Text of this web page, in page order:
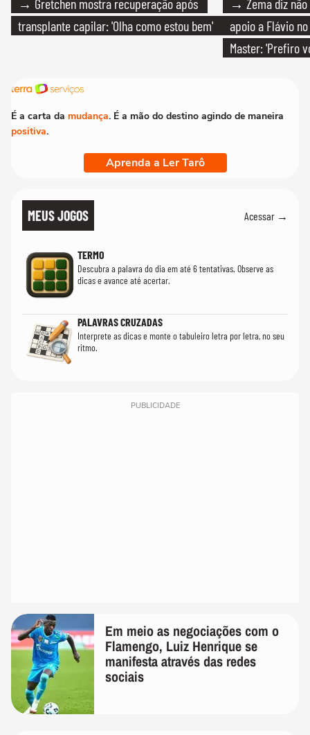
→ Gretchen mostra recuperação após
transplante capilar: 'Olha como estou bem'
→ Zema diz
apoio a Flávio
Master: 'Prefiro
É a carta da mudança. É a mão do destino agindo de maneira
positiva.
Aprenda a Ler Tarô
MEUS JOGOS Acessar →
TERMO
Descubra a palavra do dia em até 6 tentativas. Observe as
dicas e avance até acertar.
PALAVRAS CRUZADAS
Interprete as dicas e monte o tabuleiro letra por letra, no seu
ritmo.
PUBLICIDADE
Em meio as negociações com o
Flamengo, Luiz Henrique se
manifesta através das redes
sociais